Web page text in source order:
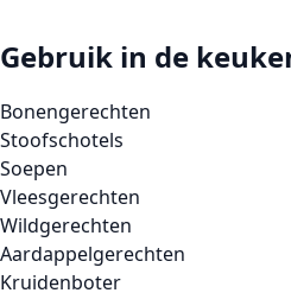
Gebruik in de
Bonengerechten
Stoofschotels
Soepen
Vleesgerechten
Wildgerechten
Aardappelgerechten
Kruidenboter